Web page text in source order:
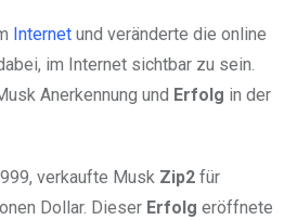
Internet und veränderte die online
im Internet sichtbar zu sein.
Anerkennung und Erfolg in der
verkaufte Musk Zip2 für
Dollar. Dieser Erfolg eröffnete